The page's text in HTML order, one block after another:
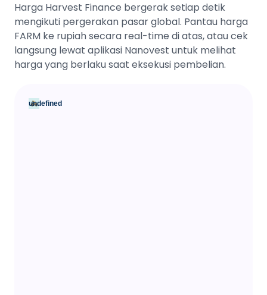
Harga Harvest Finance bergerak setiap detik
mengikuti pergerakan pasar global. Pantau harga
FARM ke rupiah secara real-time di atas, atau cek
langsung lewat aplikasi Nanovest untuk melihat
harga yang berlaku saat eksekusi pembelian.
undefined